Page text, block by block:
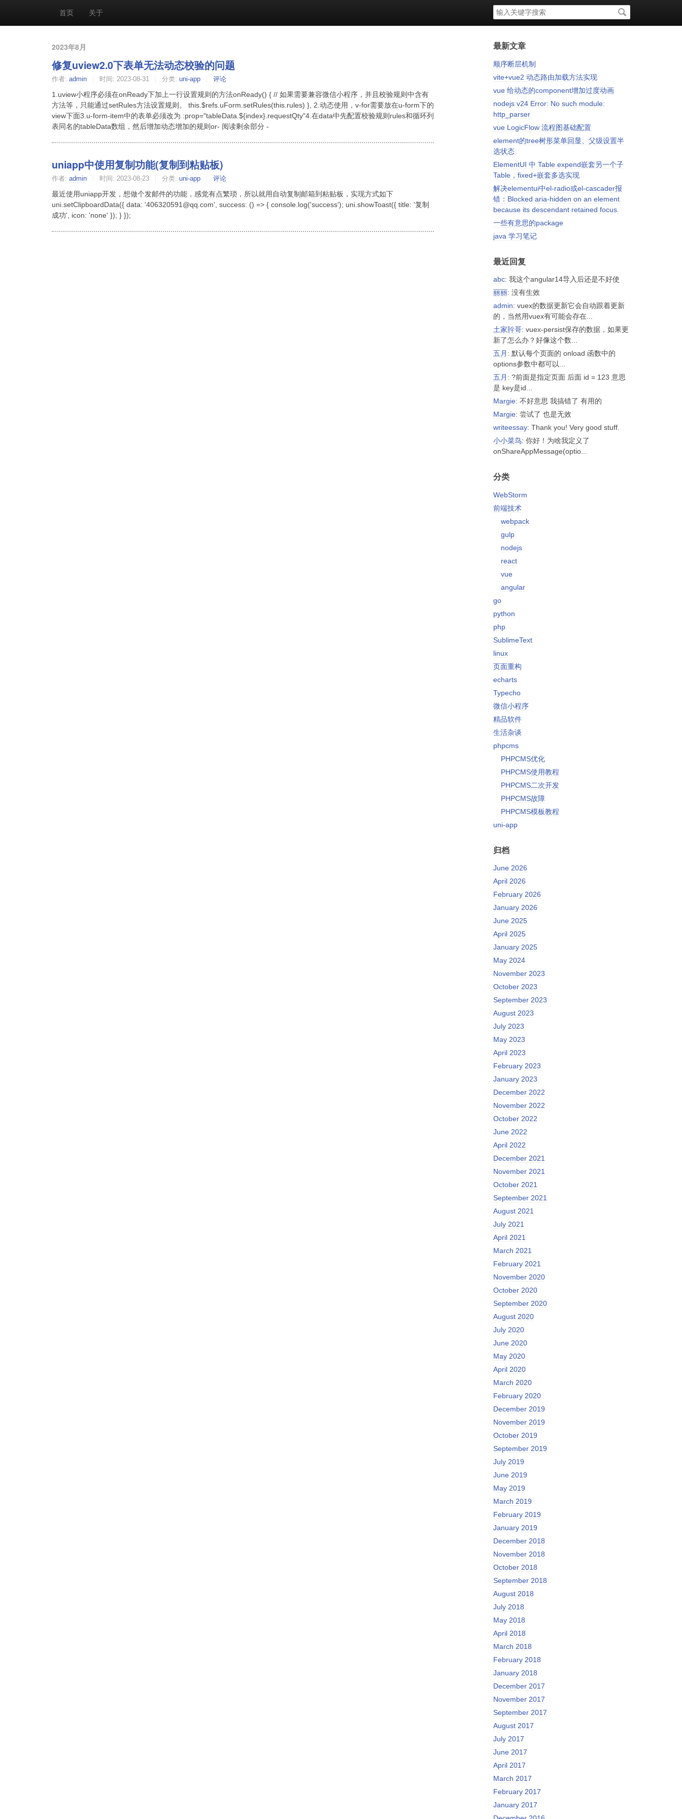
首页 关于
搜
索
关
字
2023年8月
修复uview2.0下表单无法动态校验的问题
作者: admin 时间: 2023-08-31 分类: uni-app 评论
1.uview小程序必须在onReady下加上一行设置规则的方法onReady() { // 如果需要兼容微信小程序，并且校验规则中含有
方法等，只能通过setRules方法设置规则。 this.$refs.uForm.setRules(this.rules) }, 2.动态使用，v-for需要放在u-form下的
view下面3.u-form-item中的表单必须改为 :prop="tableData.${index}.requestQty"4.在data中先配置校验规则rules和循环列
表同名的tableData数组，然后增加动态增加的规则or- 阅读剩余部分 -
uniapp中使用复制功能(复制到粘贴板)
作者: admin 时间: 2023-08-23 分类: uni-app 评论
最近使用uniapp开发，想做个发邮件的功能，感觉有点繁琐，所以就用自动复制邮箱到粘贴板，实现方式如下
uni.setClipboardData({ data: '406320591@qq.com', success: () => { console.log('success'); uni.showToast({ title: '复制
成功', icon: 'none' }); } });
最新文章
顺序断层机制
vite+vue2 动态路由加载方法实现
vue 给动态的component增加过度动画
nodejs v24 Error: No such module:
http_parser
vue LogicFlow 流程图基础配置
element的tree树形菜单回显、父级设置半
选状态
ElementUI 中 Table expend嵌套另一个子
Table，fixed+嵌套多选实现
解决elementui中el-radio或el-cascader报
错：Blocked aria-hidden on an element
because its descendant retained focus.
一些有意思的package
java 学习笔记
最近回复
abc: 我这个angular14导入后还是不好使
丽丽: 没有生效
admin: vuex的数据更新它会自动跟着更新
的，当然用vuex有可能会存在...
土家肸哥: vuex-persist保存的数据，如果更
新了怎么办？好像这个数...
五月 : 默认每个页面的 onload 函数中的
options参数中都可以...
五月 : ?前面是指定页面 后面 id = 123 意思
是 key是id...
Margie: 不好意思 我搞错了 有用的
Margie: 尝试了 也是无效
writeessay: Thank you! Very good stuff.
小小菜鸟: 你好！为啥我定义了
onShareAppMessage(optio...
分类
WebStorm
前端技术
webpack
gulp
nodejs
react
vue
angular
go
python
php
SublimeText
linux
页面重构
echarts
Typecho
微信小程序
精品软件
生活杂谈
phpcms
PHPCMS优化
PHPCMS使用教程
PHPCMS二次开发
PHPCMS故障
PHPCMS模板教程
uni-app
归档
June 2026
April 2026
February 2026
January 2026
June 2025
April 2025
January 2025
May 2024
November 2023
October 2023
September 2023
August 2023
July 2023
May 2023
April 2023
February 2023
January 2023
December 2022
November 2022
October 2022
June 2022
April 2022
December 2021
November 2021
October 2021
September 2021
August 2021
July 2021
April 2021
March 2021
February 2021
November 2020
October 2020
September 2020
August 2020
July 2020
June 2020
May 2020
April 2020
March 2020
February 2020
December 2019
November 2019
October 2019
September 2019
July 2019
June 2019
May 2019
March 2019
February 2019
January 2019
December 2018
November 2018
October 2018
September 2018
August 2018
July 2018
May 2018
April 2018
March 2018
February 2018
January 2018
December 2017
November 2017
September 2017
August 2017
July 2017
June 2017
April 2017
March 2017
February 2017
January 2017